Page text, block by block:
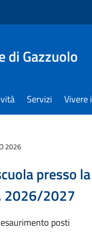
di Gazzuolo
Servizi Vivere
2026
presso
2026/2027
posti